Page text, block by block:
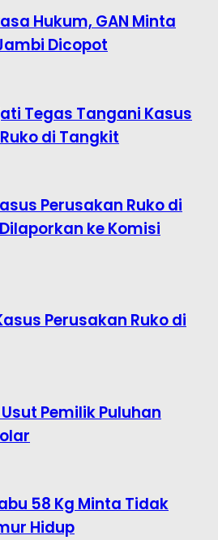
Hukum, GAN Minta
Dicopot
Tegas Tangani Kasus
di Tangkit
Perusakan Ruko di
ke Komisi
Perusakan Ruko di
Pemilik Puluhan
58 Kg Minta Tidak
Hidup